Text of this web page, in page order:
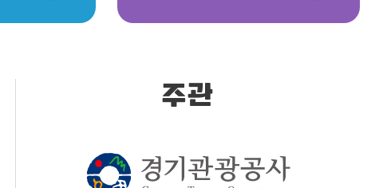
주관